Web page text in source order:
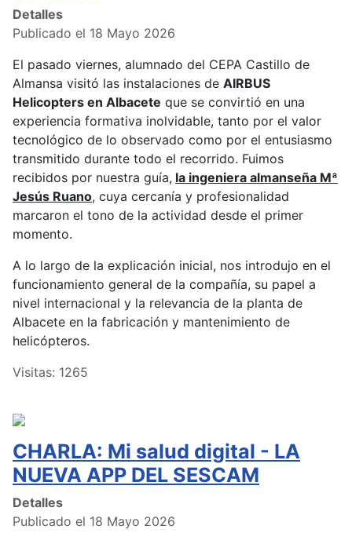
Detalles
Publicado el 18 Mayo 2026
El pasado viernes, alumnado del CEPA Castillo de
Almansa visitó las instalaciones de AIRBUS
Helicopters en Albacete que se convirtió en una
experiencia formativa inolvidable, tanto por el valor
tecnológico de lo observado como por el entusiasmo
transmitido durante todo el recorrido. Fuimos
recibidos por nuestra guía, la ingeniera almanseña Mª
Jesús Ruano, cuya cercanía y profesionalidad
marcaron el tono de la actividad desde el primer
momento.
A lo largo de la explicación inicial, nos introdujo en el
funcionamiento general de la compañía, su papel a
nivel internacional y la relevancia de la planta de
Albacete en la fabricación y mantenimiento de
helicópteros.
Visitas: 1265
CHARLA: Mi salud digital - LA
NUEVA APP DEL SESCAM
Detalles
Publicado el 18 Mayo 2026